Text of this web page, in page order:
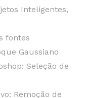
Inteligentes,
fontes
Gaussiano
Seleção de
Remoção de